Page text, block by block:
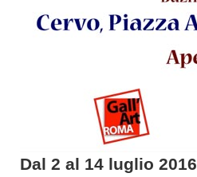
Dal 2 al 14 luglio 2016